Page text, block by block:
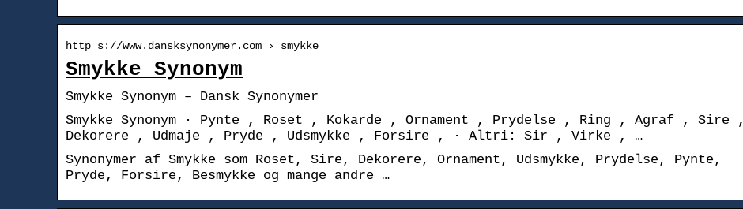
http s://www.dansksynonymer.com › smykke
Smykke Synonym
Smykke Synonym – Dansk Synonymer
Smykke Synonym · Pynte , Roset , Kokarde , Ornament , Prydelse , Ring , Agraf , Sire ,
Dekorere , Udmaje , Pryde , Udsmykke , Forsire , · Altri: Sir , Virke , …
Synonymer af Smykke som Roset, Sire, Dekorere, Ornament, Udsmykke, Prydelse, Pynte,
Pryde, Forsire, Besmykke og mange andre …